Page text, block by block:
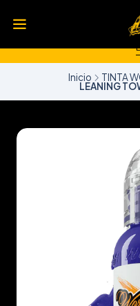
💥 Insumos, máquinas y
necesitas para llevar tu arte
Inicio TINTA
LEANING